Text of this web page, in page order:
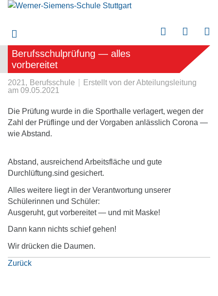
Berufsschulprüfung — alles
vorbereitet
2021 Berufsschule Erstellt von der Abteilungsleitung
am 09.05.2021
Die Prüfung wurde in die Sporthalle verlagert, wegen der
Zahl der Prüflinge und der Vorgaben anlässlich Corona —
wie Abstand.
Abstand, ausreichend Arbeitsfläche und gute
Durchlüftung.sind gesichert.
Alles weitere liegt in der Verantwortung unserer
Schülerinnen und Schüler:
Ausgeruht, gut vorbereitet — und mit Maske!
Dann kann nichts schief gehen!
Wir drücken die Daumen.
Zurück